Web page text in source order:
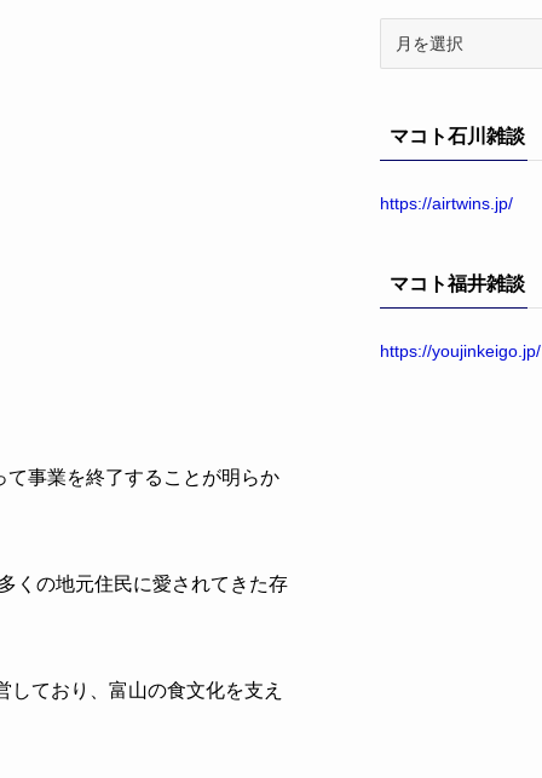
事業を終了することが明らか
くの地元住民に愛されてきた存
ており、富山の食文化を支え
ブマコト石川雑談
https://airtwins.jp/
マコト福井雑談
https://youjinkeigo.jp/